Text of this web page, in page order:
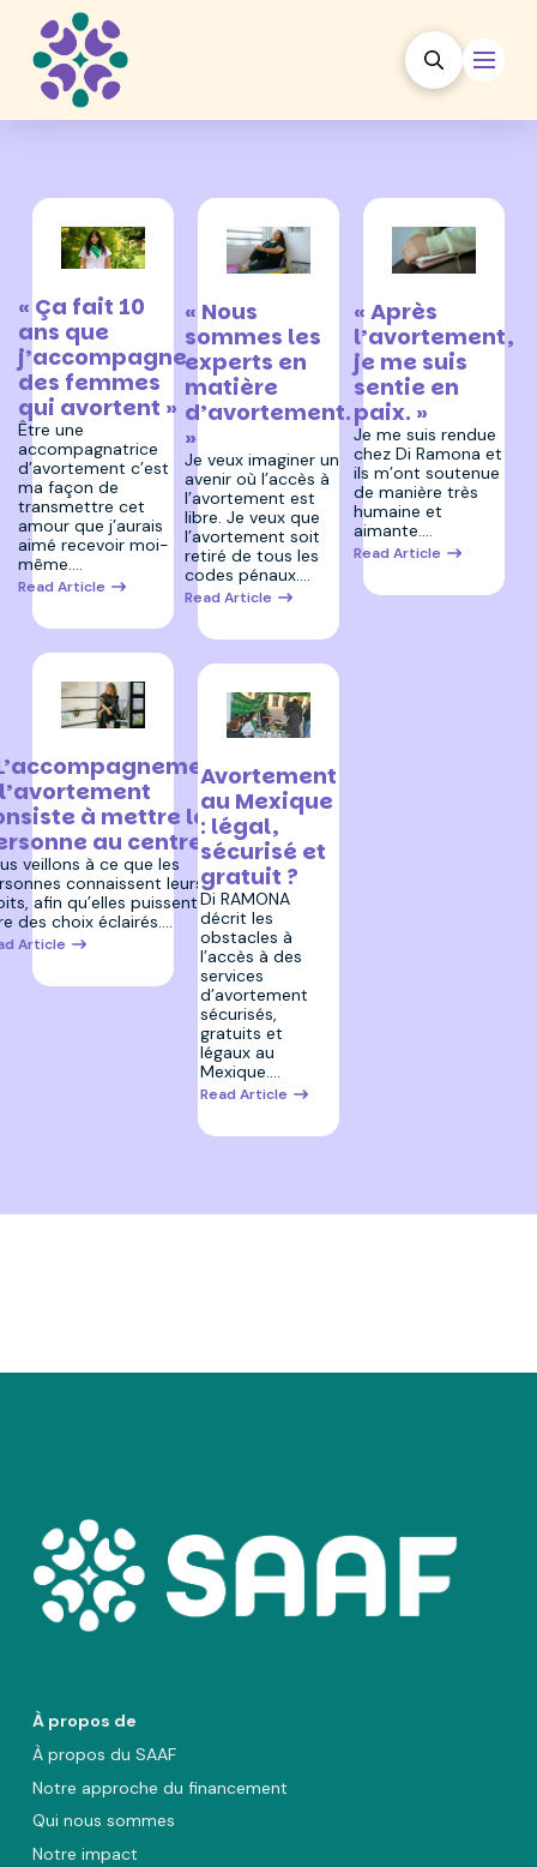
« Ça fait 10
ans que
j’accompagne
des femmes
qui avortent »
Être une
accompagnatrice
d’avortement c’est
ma façon de
transmettre cet
amour que j’aurais
aimé recevoir moi-
même.…
Read Article
« Nous
sommes les
experts en
matière
d’avortement.
»
Je veux imaginer un
avenir où l’accès à
l’avortement est
libre. Je veux que
l’avortement soit
retiré de tous les
codes pénaux.…
Read Article
« Après
l’avortement,
je me suis
sentie en
paix. »
Je me suis rendue
chez Di Ramona et
ils m’ont soutenue
de manière très
humaine et
aimante.…
Read Article
à mettre la
au centre.»
veillons à ce que les
connaissent leurs
afin qu’elles puissent
des choix éclairés.…
Article
Avortement
au Mexique
: légal,
sécurisé et
gratuit ?
Di RAMONA
décrit les
obstacles à
l’accès à des
services
d’avortement
sécurisés,
gratuits et
légaux au
Mexique.…
Read Article
À propos de
À propos du SAAF
Notre approche du financement
Qui nous sommes
Notre impact